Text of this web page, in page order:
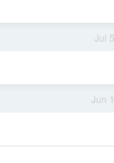
Jul 5
Jun 1